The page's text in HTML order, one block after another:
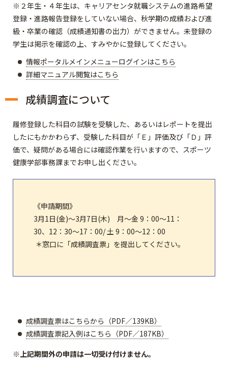
※２年生・４年生は、キャリアセンタ就職システムの進路希望
登録・進路報告登録をしていない場合、秋学期の成績および進
級・卒業の確認（成績通知書の出力）ができません。未登録の
学生は掲示を確認の上、すみやかに登録してください。
情報ポータルメインメニューログインはこちら
詳細マニュアル閲覧はこちら
成績調査について
履修登録した科目の試験を受験した、あるいはレポートを提出
したにもかかわらず、受験した科目が 「Ｅ」評価及び「Ｄ」評
価で、疑問がある場合には確認作業を行いますので、スポーツ
健康学部事務課までお申し出ください。
《申請期間》
3月1日(金)～3月7日(木) 月～金 9：00～11：
30、12：30～17：00/ 土 9：00～12：00
＊窓口に「成績調査票」を提出してください。
成績調査票はこちらから（PDF／139KB）
成績調査票記入例はこちら（PDF／187KB）
※上記期間外の申請は一切受け付けません。